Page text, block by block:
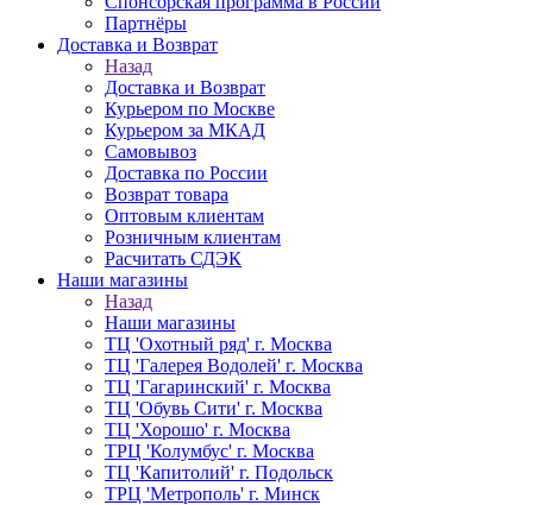
Партнёры
Доставка и Возврат
Назад
Доставка и Возврат
Курьером по Москве
Курьером за МКАД
Самовывоз
Доставка по России
Возврат товара
Оптовым клиентам
Розничным клиентам
Расчитать СДЭК
Наши магазины
Назад
Наши магазины
ТЦ 'Охотный ряд' г. Москва
ТЦ 'Галерея Водолей' г. Москва
ТЦ 'Гагаринский' г. Москва
ТЦ 'Обувь Сити' г. Москва
ТЦ 'Хорошо' г. Москва
ТРЦ 'Колумбус' г. Москва
ТЦ 'Капитолий' г. Подольск
ТРЦ 'Метрополь' г. Минск